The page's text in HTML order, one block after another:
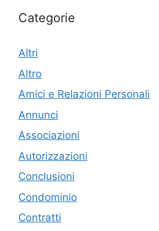
Categorie
Altri
Altro
Amici e Relazioni Personali
Annunci
Associazioni
Autorizzazioni
Conclusioni
Condominio
Contratti